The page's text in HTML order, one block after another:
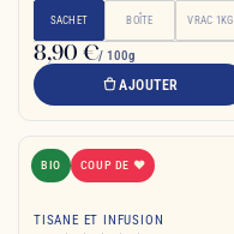
SACHET BOÎTE VRAC 1KG
8,90 €/ 100g
AJOUTER
BIO COUP DE ❤
TISANE ET INFUSION